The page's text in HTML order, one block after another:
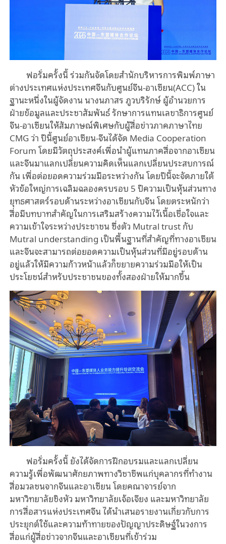
ฟอรั่มครั้งนี้ ร่วมกันจัดโดยสำนักบริหารการพิมพ์ภาษา
ต่างประเทศแห่งประเทศจีนกับศูนย์จีน-อาเซียน(ACC) ใน
ฐานะหนึ่งในผู้จัดงาน นางนภาสร ภูวบริรักษ์ ผู้อำนวยการ
ฝ่ายข้อมูลและประชาสัมพันธ์ รักษาการแทนเลขาธิการศูนย์
จีน-อาเซียนให้สัมภาษณ์พิเศษกับผู้สื่อข่าวภาคภาษาไทย
CMG ว่า ปีนี้ศูนย์อาเซียน-จีนได้จัด Media Cooperation
Forum โดยมีวัตถุประสงค์เพื่อนำผู้แทนภาคสื่อจากอาเซียน
และจีนมาแลกเปลี่ยนความคิดเห็นแลกเปลี่ยนประสบการณ์
กัน เพื่อต่อยอดความร่วมมือระหว่างกัน โดยปีนี้จะจัดภายใต้
หัวข้อใหญ่การเฉลิมฉลองครบรอบ 5 ปีความเป็นหุ้นส่วนทาง
ยุทธศาสตร์รอบด้านระหว่างอาเซียนกับจีน โดยตระหนักว่า
สื่อมีบทบาทสำคัญในการเสริมสร้างความไว้เนื้อเชื่อใจและ
ความเข้าใจระหว่างประชาชน ซึ่งตัว Mutral trust กับ
Mutral understanding เป็นพื้นฐานที่สำคัญที่ทางอาเซียน
และจีนจะสามารถต่อยอดความเป็นหุ้นส่วนที่มีอยู่รอบด้าน
อยู่แล้วให้มีความก้าวหน้าแล้วก็ขยายความร่วมมือให้เป็น
ประโยชน์สำหรับประชาชนของทั้งสองฝ่ายให้มากขึ้น
ฟอรั่มครั้งนี้ ยังได้จัดการฝึกอบรมและแลกเปลี่ยน
ความรู้เพื่อพัฒนาศักยภาพทางวิชาชีพแก่บุคลากรที่ทำงาน
สื่อมวลชนจากจีนและอาเซียน โดยคณาจารย์จาก
มหาวิทยาลัยชิงหัว มหาวิทยาลัยเจ้อเจียง และมหาวิทยาลัย
การสื่อสารแห่งประเทศจีน ได้นำเสนอรายงานเกี่ยวกับการ
ประยุกต์ใช้และความท้าทายของปัญญาประดิษฐ์ในวงการ
สื่อแก่ผู้สื่อข่าวจากจีนและอาเซียนที่เข้าร่วม